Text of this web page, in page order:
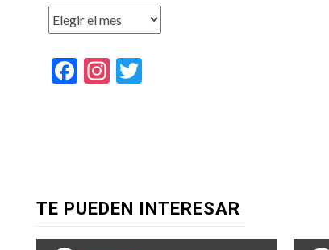
Archivos
Facebook
Instagram
TE PUEDEN INTERESAR